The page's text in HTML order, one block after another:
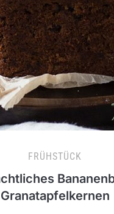
FRÜHSTÜCK
Granatapfelkernen